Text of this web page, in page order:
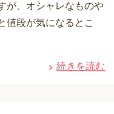
が、オシャレなものや
値段が気になるとこ
続きを読む